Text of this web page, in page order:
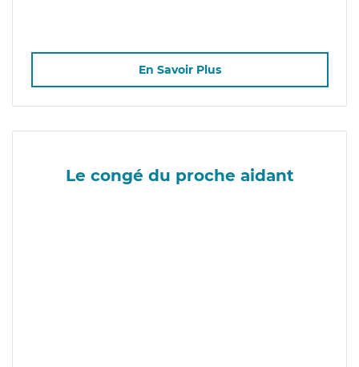
En Savoir Plus
Le congé du proche aidant